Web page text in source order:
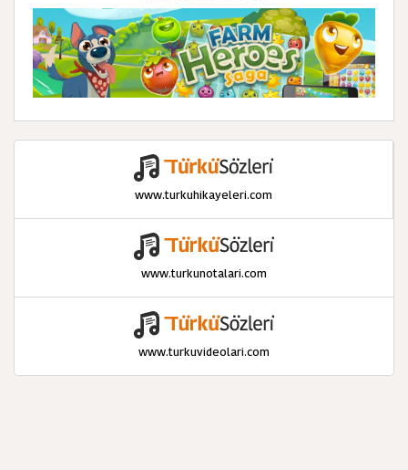
www.turkuhikayeleri.com
www.turkunotalari.com
www.turkuvideolari.com